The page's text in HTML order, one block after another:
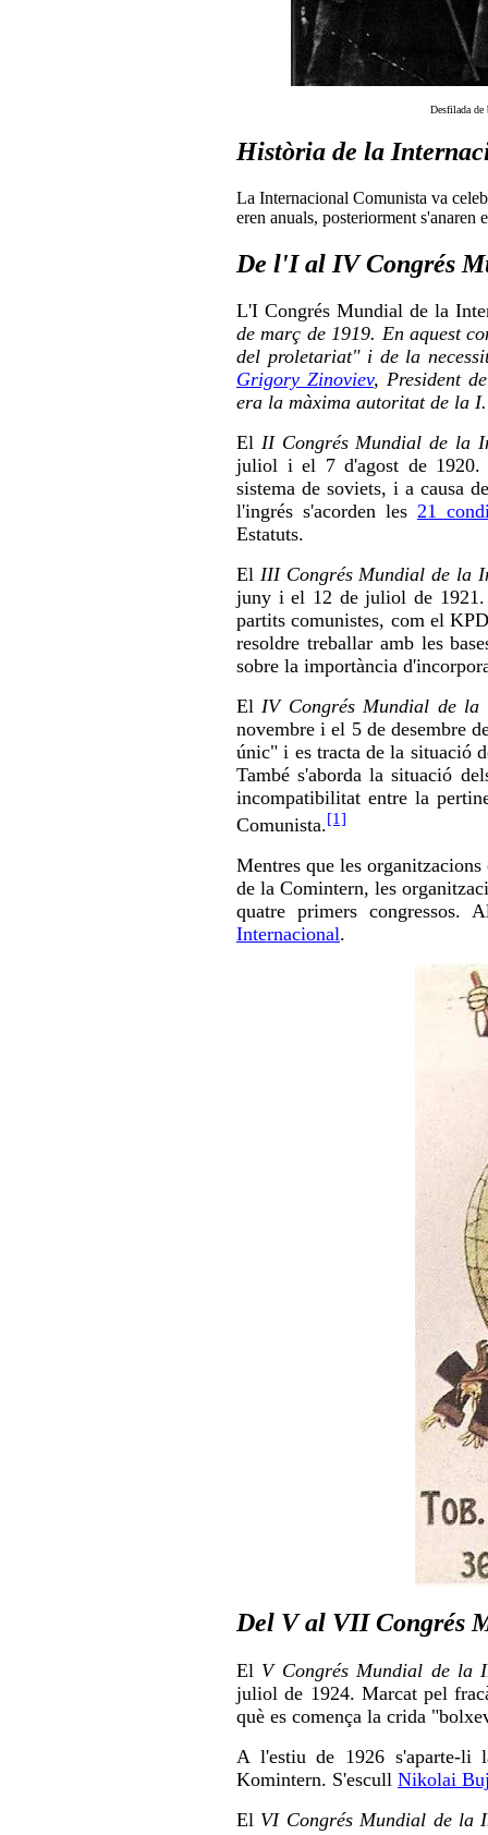
Desfilada de
Història de la
La Internacional Comunista va
eren anuals, posteriorment s'anaren
De l'I al IV Congrés
L'I Congrés Mundial de la
de març de 1919. En aquest
del proletariat" i de la
Grigory Zinoviev, President
era la màxima autoritat de la
El II Congrés Mundial de la
juliol i el 7 d'agost de 1920.
sistema de soviets, i a causa
l'ingrés s'acorden les 21
Estatuts.
El III Congrés Mundial de la
juny i el 12 de juliol de 1921.
partits comunistes, com el
resoldre treballar amb les
sobre la importància
ElIV Congrés Mundial de la
novembre i el 5 de desembre
únic" i es tracta de la situació
També s'aborda la situació
incompatibilitat entre la
Comunista.[1]
Mentres que les
de la Comintern, les
quatre primers congressos.
Internacional.
Del V al VII Congrés
El V Congrés Mundial de la
juliol de 1924. Marcat pel
què es comença la crida
A l'estiu de 1926 s'aparte-li
Komintern. S'escull Nikolai
El VI Congrés Mundial de la